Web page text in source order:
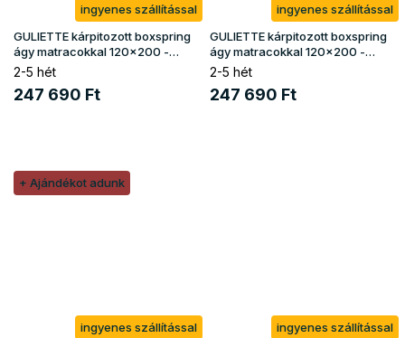
ingyenes szállítással
GULIETTE kárpitozott boxspring
ágy matracokkal 120x200 -
sárga
2-5 hét
247 690 Ft
ingyenes szállítással
GULIETTE kárpitozott boxspring
ágy matracokkal 120x200 -
szürke
2-5 hét
247 690 Ft
+ Ajándékot adunk
ingyenes szállítással
ingyenes szállítással